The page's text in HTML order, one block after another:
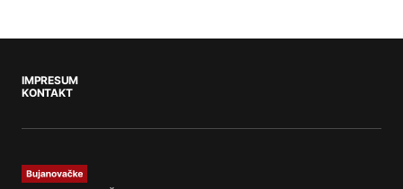
IMPRESUM
KONTAKT